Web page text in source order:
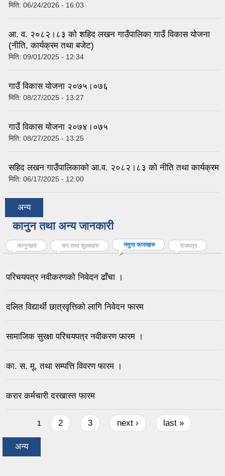
मिति: 06/24/2026 - 16:03
आ. व. २०८२।८३ को शहिद लखन गाउँपालिका गाउँ विकास योजना
(नीति, कार्यक्रम तथा बजेट)
मिति: 09/01/2025 - 12:34
गाउँ विकास योजना २०७५।०७६
मिति: 08/27/2025 - 13:27
गाउँ विकास योजना २०७४।०७५
मिति: 08/27/2025 - 13:25
सहिद लखन गाउँपालिकाको आ.व. २०८२।८३ को नीति तथा कार्यक्रम
मिति: 06/17/2025 - 12:00
अन्य
कानुन तथा अन्य जानकारी
कानुनहरु कर तथा शुल्कहरु नमुना फारमहरु(active tab)राजपत्र
परिचयपत्र नवीकरणको निवेदन ढाँचा ।
दलित विद्यार्थी छात्रवृत्तिको लागि निवेदन फारम
सामाजिक सुरक्षा परिचयपत्र नवीकरण फारम ।
का. स. मू. तथा सम्पत्ति विवरण फारम ।
करार कर्मचारी दरखास्त फारम
Pages
1 2 3 next › last »
अन्य